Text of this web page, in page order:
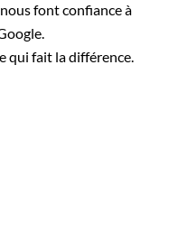
font confiance à
qui fait la différence.